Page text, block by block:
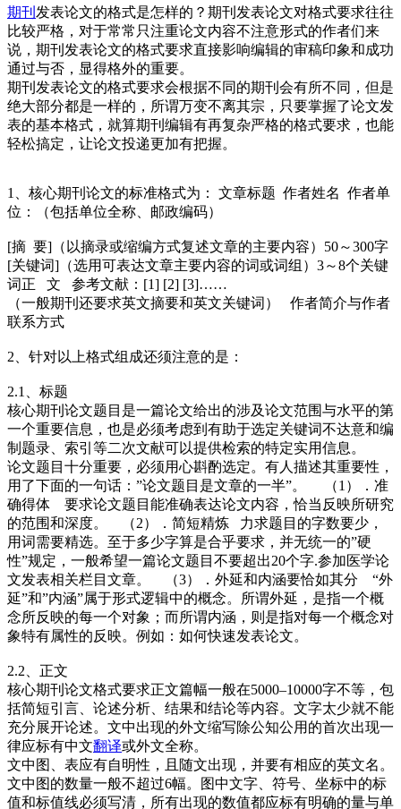
期刊 发表论文的格式是怎样的？期刊发表论文对格式要求往往
比较严格，对于常常只注重论文内容不注意形式的作者们来
说，期刊发表论文的格式要求直接影响编辑的审稿印象和成功
通过与否，显得格外的重要。
期刊发表论文的格式要求会根据不同的期刊会有所不同，但是
绝大部分都是一样的，所谓万变不离其宗，只要掌握了论文发
表的基本格式，就算期刊编辑有再复杂严格的格式要求，也能
轻松搞定，让论文投递更加有把握。
1、核心期刊论文的标准格式为： 文章标题 作者姓名 作者单
位：（包括单位全称、邮政编码）
[摘 要]（以摘录或缩编方式复述文章的主要内容）50～300字
[关键词]（选用可表达文章主要内容的词或词组）3～8个关键
词正 文 参考文献：[1] [2] [3]……
（一般期刊还要求英文摘要和英文关键词） 作者简介与作者
联系方式
2、针对以上格式组成还须注意的是：
2.1、标题
核心期刊论文题目是一篇论文给出的涉及论文范围与水平的第
一个重要信息，也是必须考虑到有助于选定关键词不达意和编
制题录、索引等二次文献可以提供检索的特定实用信息。
论文题目十分重要，必须用心斟酌选定。有人描述其重要性，
用了下面的一句话：”论文题目是文章的一半”。 （1）．准
确得体 要求论文题目能准确表达论文内容，恰当反映所研究
的范围和深度。 （2）．简短精炼 力求题目的字数要少，
用词需要精选。至于多少字算是合乎要求，并无统一的”硬
性”规定，一般希望一篇论文题目不要超出20个字.参加医学论
文发表相关栏目文章。 （3）．外延和内涵要恰如其分 “外
延”和”内涵”属于形式逻辑中的概念。所谓外延，是指一个概
念所反映的每一个对象；而所谓内涵，则是指对每一个概念对
象特有属性的反映。例如：如何快速发表论文。
2.2、正文
核心期刊论文格式要求正文篇幅一般在5000–10000字不等，包
括简短引言、论述分析、结果和结论等内容。文字太少就不能
充分展开论述。文中出现的外文缩写除公知公用的首次出现一
律应标有中文翻译或外文全称。
文中图、表应有自明性，且随文出现，并要有相应的英文名。
文中图的数量一般不超过6幅。图中文字、符号、坐标中的标
值和标值线必须写清，所有出现的数值都应标有明确的量与单